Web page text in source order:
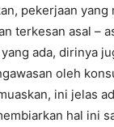
pekerjaan yang
terkesan asal –
ada, dirinya
oleh
ini jelas
hal ini